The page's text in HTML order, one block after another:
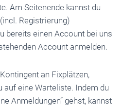
Am Seitenende kannst du
Registrierung)
bereits einen Account bei uns
Account anmelden.
an Fixplätzen,
eine Warteliste. Indem du
Anmeldungen“ gehst, kannst